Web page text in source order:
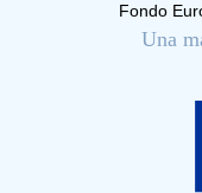
Fondo
Una